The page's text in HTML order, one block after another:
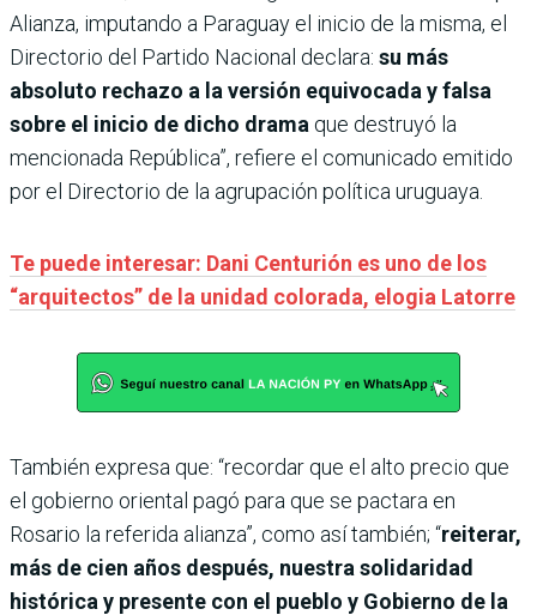
Alianza, imputando a Paraguay el inicio de la misma, el
Directorio del Partido Nacional declara: su más
absoluto rechazo a la versión equivocada y falsa
sobre el inicio de dicho drama que destruyó la
mencionada República”, refiere el comunicado emitido
por el Directorio de la agrupación política uruguaya.
Te puede interesar: Dani Centurión es uno de los
“arquitectos” de la unidad colorada, elogia Latorre
También expresa que: “recordar que el alto precio que
el gobierno oriental pagó para que se pactara en
Rosario la referida alianza”, como así también; “reiterar,
más de cien años después, nuestra solidaridad
histórica y presente con el pueblo y Gobierno de la